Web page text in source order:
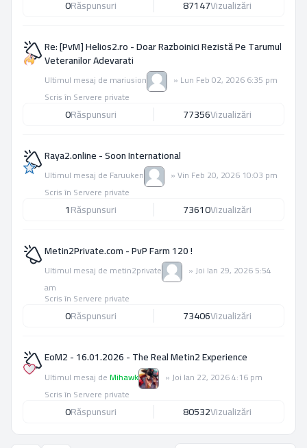
0Răspunsuri 87147Vizualizări
Re: [PvM] Helios2.ro - Doar Razboinici Rezistă Pe Tarumul
Veteranilor Adevarati
Ultimul mesaj de mariusion » Lun Feb 02, 2026 6:35 pm
Scris în Servere private
0Răspunsuri 77356Vizualizări
Raya2.online - Soon International
Ultimul mesaj de Faruuken »Vin Feb 20, 2026 10:03 pm
Scris în Servere private
1Răspunsuri 73610Vizualizări
Metin2Private.com - PvP Farm 120 !
Ultimul mesaj de metin2private » Joi Ian 29, 2026 5:54
am
Scris în Servere private
0Răspunsuri 73406Vizualizări
EoM2 - 16.01.2026 - The Real Metin2 Experience
Ultimul mesaj deMihawk » Joi Ian 22, 2026 4:16 pm
Scris în Servere private
0Răspunsuri 80532Vizualizări